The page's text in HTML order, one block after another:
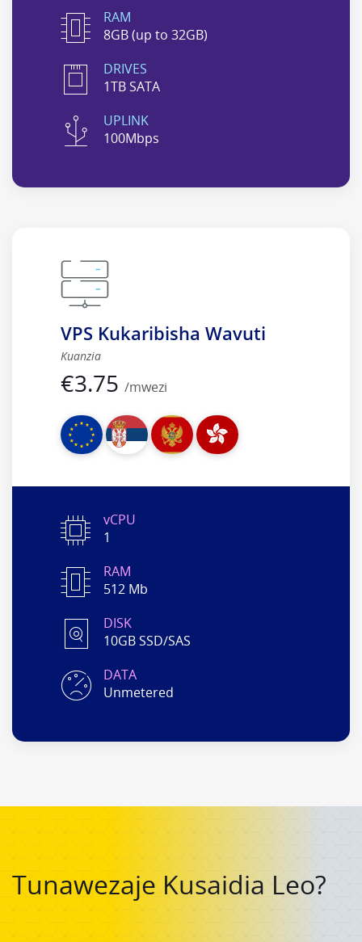
RAM
8GB (up to 32GB)
DRIVES
1TB SATA
UPLINK
100Mbps
VPS Kukaribisha Wavuti
Kuanzia
€3.75 /mwezi
vCPU
1
RAM
512 Mb
DISK
10GB SSD/SAS
DATA
Unmetered
Tunawezaje Kusaidia Leo?